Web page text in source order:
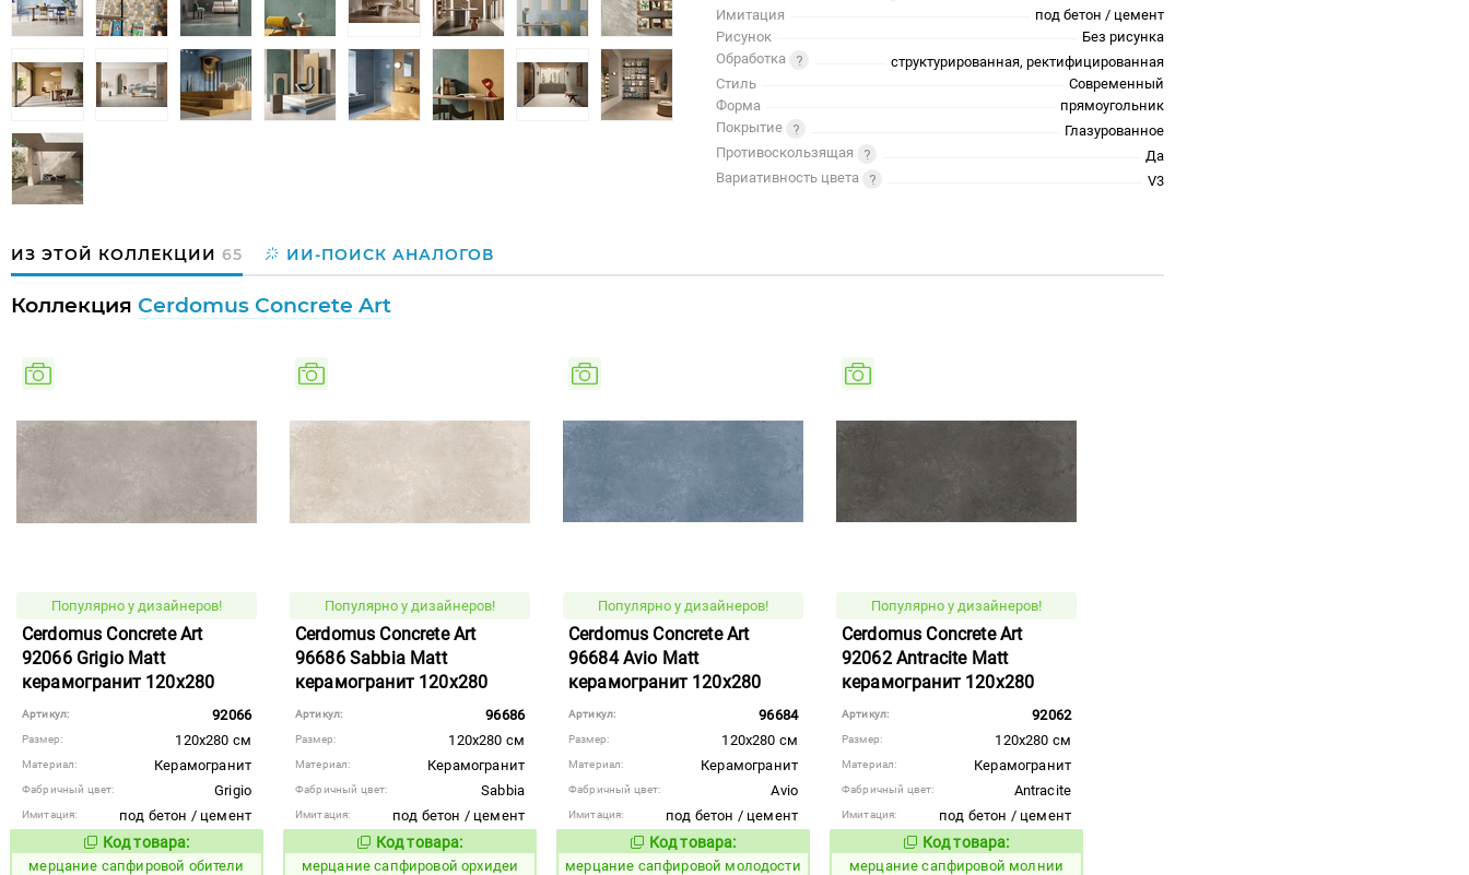
Имитация
под бетон / цемент
Рисунок
Без рисунка
Обработка
структурированная, ректифицированная
Стиль
Современный
Форма
прямоугольник
Покрытие
Глазурованное
Противоскользящая
Да
Вариативность цвета
V3
ИЗ ЭТОЙ КОЛЛЕКЦИИ 65 ИИ-ПОИСК АНАЛОГОВ
Коллекция Cerdomus Concrete Art
Популярно у дизайнеров!
Cerdomus Concrete Art
92066 Grigio Matt
керамогранит 120x280
Артикул: 92066
Размер: 120x280 см
Материал: Керамогранит
Фабричный цвет: Grigio
Имитация:
под бетон / цемент
Код товара:
978937 Код товара:
мерцание сапфировой обители
Популярно у дизайнеров!
Cerdomus Concrete Art
96686 Sabbia Matt
керамогранит 120x280
Артикул: 96686
Размер: 120x280 см
Материал: Керамогранит
Фабричный цвет: Sabbia
Имитация:
под бетон / цемент
Код товара:
978939 Код товара:
мерцание сапфировой орхидеи
Популярно у дизайнеров!
Cerdomus Concrete Art
96684 Avio Matt
керамогранит 120x280
Артикул: 96684
Размер: 120x280 см
Материал: Керамогранит
Фабричный цвет: Avio
Имитация:
под бетон / цемент
Код товара:
978929 Код товара:
мерцание сапфировой молодости
Популярно у дизайнеров!
Cerdomus Concrete Art
92062 Antracite Matt
керамогранит 120x280
Артикул: 92062
Размер: 120x280 см
Материал: Керамогранит
Фабричный цвет: Antracite
Имитация:
под бетон / цемент
Код товара:
978928 Код товара:
мерцание сапфировой молнии